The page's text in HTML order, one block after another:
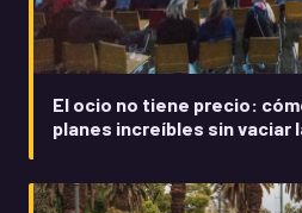
El ocio no tiene precio:
planes increíbles sin vaciar